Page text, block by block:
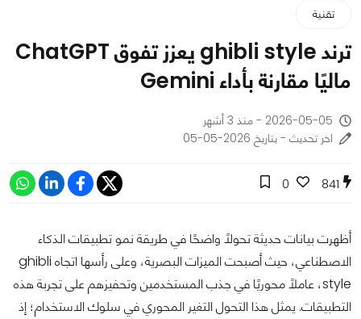
تقنية
ترند ghibli style يعزز تفوق ChatGPT
ماليًا مقارنة بأداء Gemini
2026-05-05 - منذ 3 أشهر
اخر تحديث - بتاريخ 2026-05-05
841
0
أظهرت بيانات حديثة تحولًا واضحًا في طريقة نمو تطبيقات الذكاء
الاصطناعي، حيث أصبحت الميزات البصرية، وعلى رأسها اتجاه ghibli
style، عاملًا محوريًا في جذب المستخدمين وتحفيزهم على تجربة هذه
التطبيقات. يمثل هذا التحول التغير المحوري في سلوك الاستخدام؛ إذ